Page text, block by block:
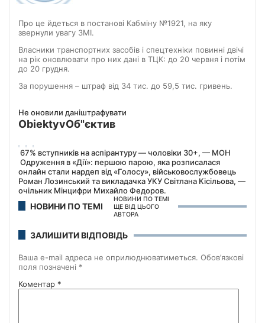
Про це йдеться в постанові Кабміну №1921, на яку
звернули увагу ЗМІ.
Власники транспортних засобів і спецтехніки повинні двічі
на рік оновлювати про них дані в ТЦК: до 20 червня і потім
до 20 грудня.
За порушення – штраф від 34 тис. до 59,5 тис. гривень.
Не оновили даніштрафувати
ObiektyvОб"єктив
67% вступників на аспірантуру — чоловіки 30+, — МОН
Одруження в «Дії»: першою парою, яка розписалася
онлайн стали нардеп від «Голосу», військовослужбовець
Роман Лозинський та викладачка УКУ Світлана Кісільова, —
очільник Мінцифри Михайло Федоров.
НОВИНИ ПО ТЕМІ
НОВИНИ ПО ТЕМІ
ЩЕ ВІД ЦЬОГО
АВТОРА
ЗАЛИШИТИ ВІДПОВІДЬ
Ваша e-mail адреса не оприлюднюватиметься. Обов’язкові
поля позначені *
Коментар *